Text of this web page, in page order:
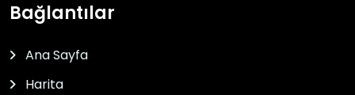
Bağlantılar
Ana Sayfa
Harita